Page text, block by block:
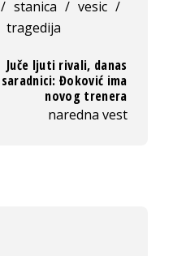
/ stanica / vesic /
tragedija
Juče ljuti rivali, danas
saradnici: Đoković ima
novog trenera
naredna vest